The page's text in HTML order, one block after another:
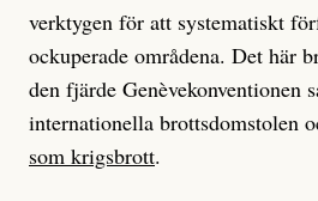
verktygen för att systematiskt
ockuperade områdena. Det här
den fjärde Genèvekonventionen
internationella brottsdomstolen
som krigsbrott.